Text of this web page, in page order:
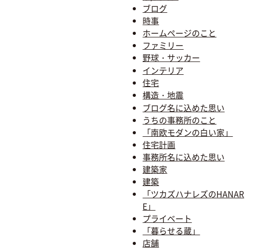
ブログ
時事
ホームページのこと
ファミリー
野球・サッカー
インテリア
住宅
構造・地震
ブログ名に込めた思い
うちの事務所のこと
「南欧モダンの白い家」
住宅計画
事務所名に込めた思い
建築家
建築
「ツカズハナレズのHANAR
E」
プライベート
「暮らせる蔵」
店舗